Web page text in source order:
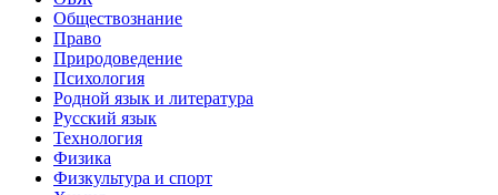
Обществознание
Право
Природоведение
Психология
Родной язык и литература
Русский язык
Технология
Физика
Физкультура и спорт